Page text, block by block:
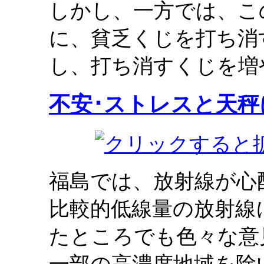
しかし、一方では、
に、貧乏くじを打ち
し、打ち消すくじを
不安･ストレスと天
福島では、放射線が
比較的低線量の放射
たところでも色々な